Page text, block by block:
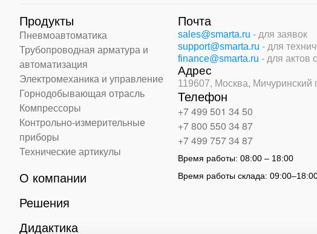
Продукты
Пневмоавтоматика
Трубопроводная арматура и
автоматизация
Электромеханика и управление
Горнодобывающая отрасль
Компрессоры
Контрольно-измерительные
приборы
Технические артикулы
О компании
Решения
Дидактика
Почта
sales@smarta.ru - для заявок
support@smarta.ru - для
finance@smarta.ru - для актов
Адрес
119607, Москва, Мичуринский
Телефон
+7 499 501 34 50
+7 800 550 34 87
+7 499 757 34 87
Время работы:08:00 – 18:00
Время работы склада:09:00–